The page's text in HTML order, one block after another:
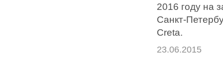
2016 году на
Санкт-
Creta.
23.06.2015